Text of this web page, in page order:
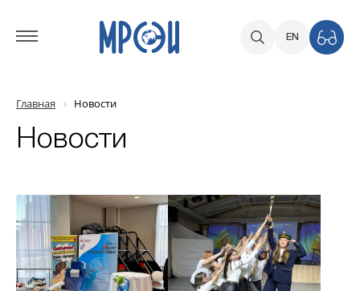
EN
Главная Новости
Новости